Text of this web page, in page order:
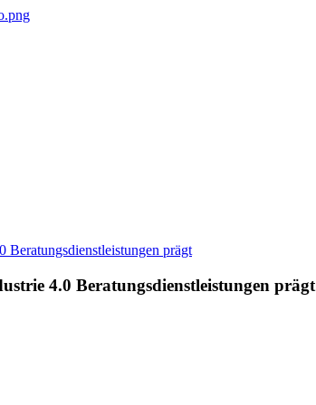
4.0 Beratungsdienstleistungen prägt